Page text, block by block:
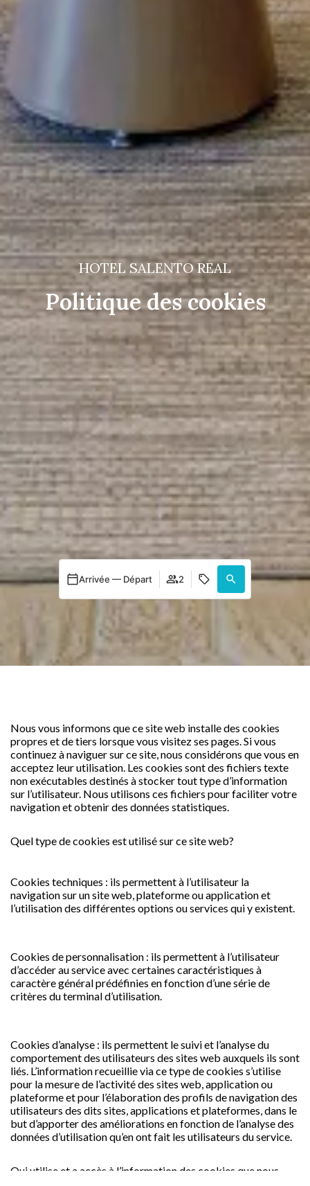
HOTEL SALENTO REAL
Politique des cookies
Arrivée — Départ 2
Nous vous informons que ce site web installe des cookies
propres et de tiers lorsque vous visitez ses pages. Si vous
continuez à naviguer sur ce site, nous considérons que vous en
acceptez leur utilisation. Les cookies sont des fichiers texte
non exécutables destinés à stocker tout type d’information
sur l’utilisateur. Nous utilisons ces fichiers pour faciliter votre
navigation et obtenir des données statistiques.
Quel type de cookies est utilisé sur ce site web?
Cookies techniques : ils permettent à l’utilisateur la
navigation sur un site web, plateforme ou application et
l’utilisation des différentes options ou services qui y existent.
Cookies de personnalisation : ils permettent à l’utilisateur
d’accéder au service avec certaines caractéristiques à
caractère général prédéfinies en fonction d’une série de
critères du terminal d’utilisation.
Cookies d’analyse : ils permettent le suivi et l’analyse du
comportement des utilisateurs des sites web auxquels ils sont
liés. L’information recueillie via ce type de cookies s’utilise
pour la mesure de l’activité des sites web, application ou
plateforme et pour l’élaboration des profils de navigation des
utilisateurs des dits sites, applications et plateformes, dans le
but d’apporter des améliorations en fonction de l’analyse des
données d’utilisation qu’en ont fait les utilisateurs du service.
Qui utilise et a accès à l’information des cookies que nous